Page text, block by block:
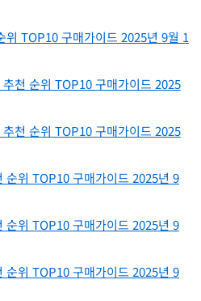
위 TOP10 구매가이드 2025년 9월 1
천 순위 TOP10 구매가이드 2025
천 순위 TOP10 구매가이드 2025
순위 TOP10 구매가이드 2025년 9
순위 TOP10 구매가이드 2025년 9
순위 TOP10 구매가이드 2025년 9